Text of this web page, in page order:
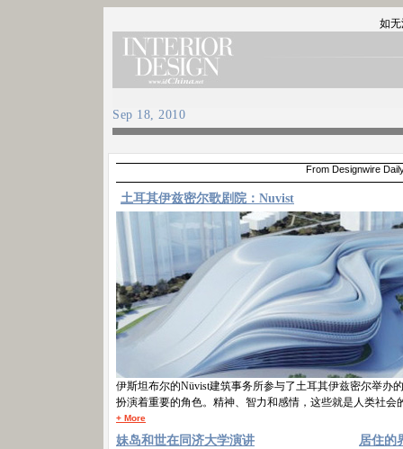
如
Sep 18, 2010
From Designwire
土耳其伊兹密尔歌剧院：Nuvist
伊斯坦布尔的Nüvist建筑事务所参与了土耳其伊兹密尔举办
扮演着重要的角色。精神、智力和感情，这些就是人类社
+ More
妹岛和世在同济大学演讲 居住的